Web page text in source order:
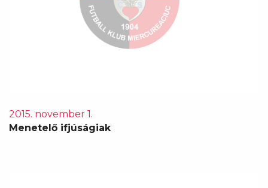
2015. november 1.
Menetelő ifjúságiak